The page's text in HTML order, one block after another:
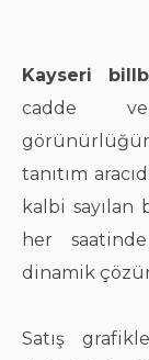
Kayseri
cadde ve
tanıtım
kalbi
her
dinamik
Satış